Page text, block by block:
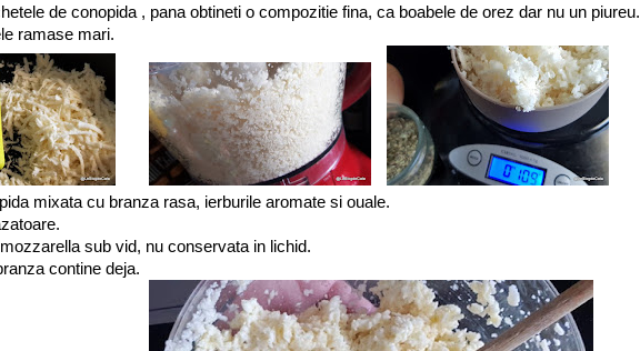
de conopida , pana obtineti o compozitie fina, ca boabele de orez dar nu un piureu.
ramase mari.
mixata cu branza rasa, ierburile aromate si ouale.
sub vid, nu conservata in lichid.
contine deja.